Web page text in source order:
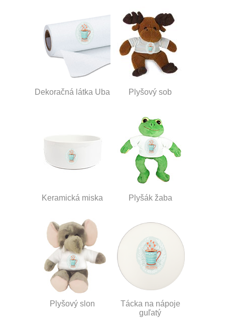
Dekoračná látka Uba Plyšový sob
Keramická miska Plyšák žaba
Plyšový slon
Tácka na nápoje
guľatý